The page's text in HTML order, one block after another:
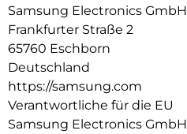
Samsung Electronics GmbH
Frankfurter Straße 2
65760 Eschborn
Deutschland
https://samsung.com
Verantwortliche für die EU
Samsung Electronics GmbH